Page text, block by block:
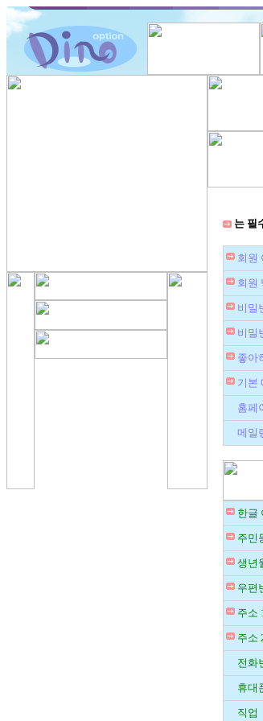
는 필
회원
회원
비밀
비밀
좋아
기본
홈페
메일
한글
주민
생년
우편
주소
주소
전화
휴대
직업